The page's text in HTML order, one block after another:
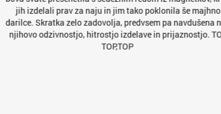
jih izdelali prav za naju in jim tako poklonila še majhno
darilce. Skratka zelo zadovolja, predvsem pa navdušena nad
njihovo odzivnostjo, hitrostjo izdelave in prijaznostjo. TOP,
TOP,TOP